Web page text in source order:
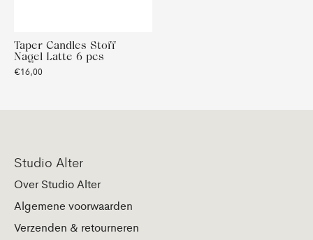
Taper Candles Stoff
Nagel Latte 6 pcs
€16,00
Studio Alter
Over Studio Alter
Algemene voorwaarden
Verzenden & retourneren